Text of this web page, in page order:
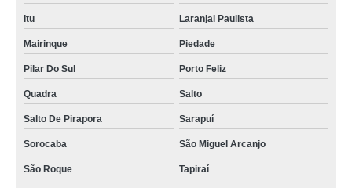
Itu Laranjal Paulista
Mairinque Piedade
Pilar Do Sul Porto Feliz
Quadra Salto
Salto De Pirapora Sarapuí
Sorocaba São Miguel Arcanjo
São Roque Tapiraí